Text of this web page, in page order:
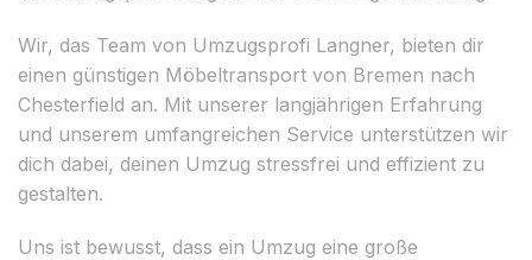
Wir, das Team von Umzugsprofi Langner, bieten dir
einen günstigen Möbeltransport von Bremen nach
Chesterfield an. Mit unserer langjährigen Erfahrung
und unserem umfangreichen Service unterstützen wir
dich dabei, deinen Umzug stressfrei und effizient zu
gestalten.
Uns ist bewusst, dass ein Umzug eine große